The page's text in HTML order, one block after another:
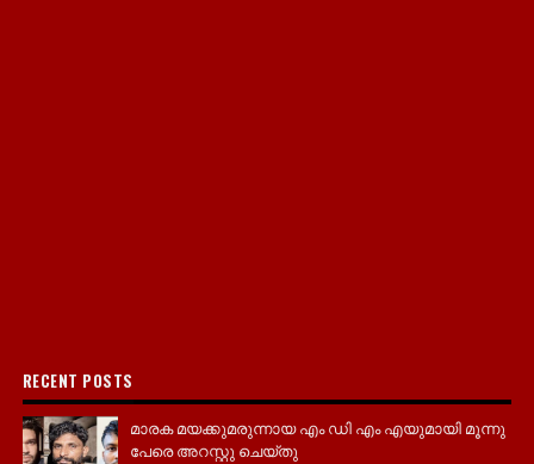
RECENT POSTS
മാരക മയക്കുമരുന്നായ എം ഡി എം എയുമായി മൂന്നു
പേരെ അറസ്റ്റു ചെയ്തു